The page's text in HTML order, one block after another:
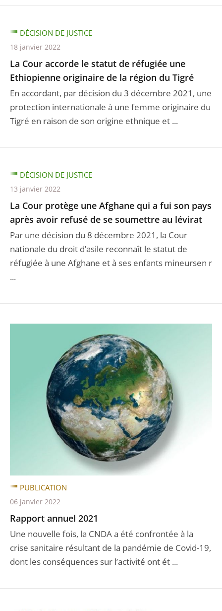
La Cour accorde le statut de réfugiée une
Ethiopienne originaire de la région du Tigré
En accordant, par décision du 3 décembre 2021, une
protection internationale à une femme originaire du
Tigré en raison de son origine ethnique et ...
DÉCISION DE JUSTICE
18 janvier 2022
La Cour protège une Afghane qui a fui son pays
après avoir refusé de se soumettre au lévirat
Par une décision du 8 décembre 2021, la Cour
nationale du droit d’asile reconnaît le statut de
réfugiée à une Afghane et à ses enfants mineursen r
...
DÉCISION DE JUSTICE
13 janvier 2022
Rapport annuel 2021
Une nouvelle fois, la CNDA a été confrontée à la
crise sanitaire résultant de la pandémie de Covid-19,
dont les conséquences sur l’activité ont ét ...
PUBLICATION
06 janvier 2022